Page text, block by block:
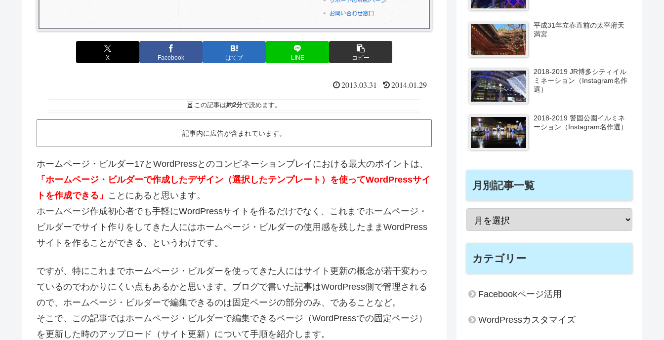
X Facebook はてブ LINE コピー
2013.03.31 2014.01.29
この記事は約2分で読めます。
記事内に広告が含まれています。
ホームページ・ビルダー17とWordPressとのコンビネーションプレイにおける最大のポイントは、
「ホームページ・ビルダーで作成したデザイン（選択したテンプレート）を使ってWordPressサイ
トを作成できる」 ことにあると思います。
ホームページ作成初心者でも手軽にWordPressサイトを作るだけでなく、これまでホームページ・
ビルダーでサイト作りをしてきた人にはホームページ・ビルダーの使用感を残したままWordPress
サイトを作ることができる、というわけです。
ですが、特にこれまでホームページ・ビルダーを使ってきた人にはサイト更新の概念が若干変わっ
ているのでわかりにくい点もあるかと思います。ブログで書いた記事はWordPress側で管理される
ので、ホームページ・ビルダーで編集できるのは固定ページの部分のみ、であることなど。
そこで、この記事ではホームページ・ビルダーで編集できるページ（WordPressでの固定ページ）
を更新した時のアップロード（サイト更新）について手順を紹介します。
平成31年立春直前の太宰府天
満宮
2018-2019 JR博多シティイル
ミネーション（Instagram名作
選）
2018-2019 警固公園イルミネ
ーション（Instagram名作選）
月別記事一覧
カテゴリー
Facebookページ活用
WordPressカスタマイズ